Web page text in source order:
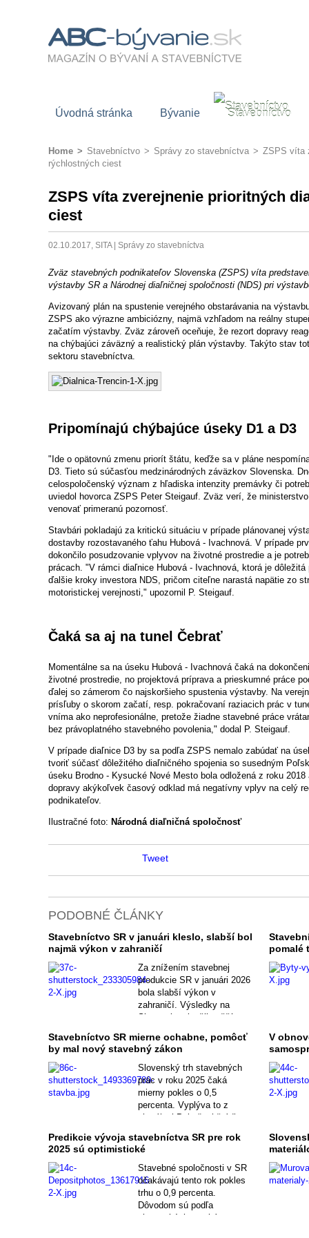
Úvodná stránka Bývanie Stavebníctvo
Home > Stavebníctvo > Správy zo stavebníctva > ZSPS víta
rýchlostných ciest
ZSPS víta zverejnenie prioritných
ciest
02.10.2017, SITA | Správy zo stavebníctva
Zväz stavebných podnikateľov Slovenska (ZSPS) víta
výstavby SR a Národnej diaľničnej spoločnosti (NDS) pri
Avizovaný plán na spustenie verejného obstarávania na
ZSPS ako výrazne ambiciózny, najmä vzhľadom na reálny
začatím výstavby. Zväz zároveň oceňuje, že rezort dopravy
na chýbajúci záväzný a realistický plán výstavby. Takýto stav
sektoru stavebníctva.
Pripomínajú chýbajúce úseky D1 a D3
"Ide o opätovnú zmenu priorít štátu, keďže sa v pláne
D3. Tieto sú súčasťou medzinárodných záväzkov Slovenska.
celospoločenský význam z hľadiska intenzity premávky či
uviedol hovorca ZSPS Peter Steigauf. Zväz verí, že
venovať primeranú pozornosť.
Stavbári pokladajú za kritickú situáciu v prípade plánovanej
dostavby rozostavaného ťahu Hubová - Ivachnová. V prípade
dokončilo posudzovanie vplyvov na životné prostredie a je
prácach. "V rámci diaľnice Hubová - Ivachnová, ktorá je
ďalšie kroky investora NDS, pričom citeľne narastá napätie zo
motoristickej verejnosti," upozornil P. Steigauf.
Čaká sa aj na tunel Čebrať
Momentálne sa na úseku Hubová - Ivachnová čaká na
životné prostredie, no projektová príprava a prieskumné práce
ďalej so zámerom čo najskoršieho spustenia výstavby. Na
prísľuby o skorom začatí, resp. pokračovaní raziacich prác v
vníma ako neprofesionálne, pretože žiadne stavebné práce
bez právoplatného stavebného povolenia," dodal P. Steigauf.
V prípade diaľnice D3 by sa podľa ZSPS nemalo zabúdať na
tvoriť súčasť dôležitého diaľničného spojenia so susedným
úseku Brodno - Kysucké Nové Mesto bola odložená z roku
dopravy akýkoľvek časový odklad má negatívny vplyv na celý
podnikateľov.
Ilustračné foto: Národná diaľničná spoločnosť
Tweet
PODOBNÉ ČLÁNKY
Stavebníctvo SR v januári kleslo, slabší bol
najmä výkon v zahraničí
Za znížením stavebnej
produkcie SR v januári 2026
bola slabší výkon v
zahraničí. Výsledky na
Slovensku zlepšil vyšší
ciest či železníc, výstavba
budov zaostala za
vlaňajškom.
pomalé
Stavebníctvo SR mierne ochabne, pomôcť
by mal nový stavebný zákon
Slovenský trh stavebných
prác v roku 2025 čaká
mierny pokles o 0,5
percenta. Vyplýva to z
aktuálnej Polročnej štúdie
ktorú spracovala analytická
spoločnosť CEEC Research.
V
Predikcie vývoja stavebníctva SR pre rok
2025 sú optimistické
Stavebné spoločnosti v SR
očakávajú tento rok pokles
trhu o 0,9 percenta.
Dôvodom sú podľa
slovenských stavbárov